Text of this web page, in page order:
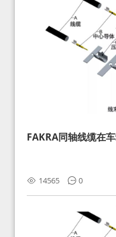
FAKRA同轴线缆在
14565 0